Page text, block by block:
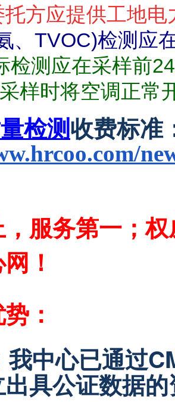
应提供工地电
、TVOC)检测应
检测应在采样前
样时将空调正常
检测收费标准
服务第一；
！
：
我中心已通过
具公证数据